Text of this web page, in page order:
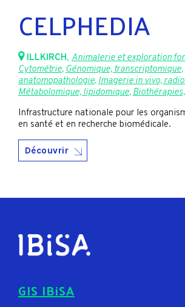
CELPHEDIA
ILLKIRCH, Animalerie et exploration
Cytométrie,Génomique, transcriptomique,
anatomopathologie,Imagerie in vivo,
Métabolomique, lipidomique,
Infrastructure nationale pour les
en santé et en recherche biomédicale.
Découvrir
GIS IBiSA